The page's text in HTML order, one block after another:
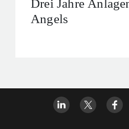
Drei Jahre
Angels